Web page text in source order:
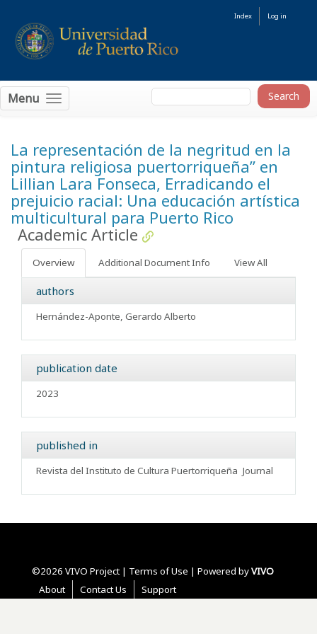
Index Log in
Menu
La representación de la negritud en la
pintura religiosa puertorriqueña” en
Lillian Lara Fonseca, Erradicando el
prejuicio racial: Una educación artística
multicultural para Puerto Rico
Academic Article
Overview Additional Document Info View All
authors
Hernández-Aponte, Gerardo Alberto
publication date
2023
published in
Revista del Instituto de Cultura Puertorriqueña Journal
©2026 VIVO Project | Terms of Use | Powered byVIVO
About
Contact Us Support